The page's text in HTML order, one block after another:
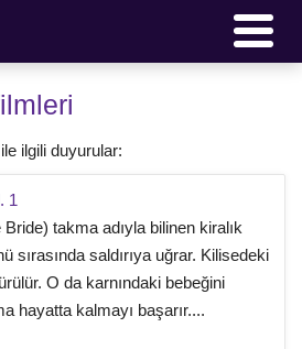
ile ilgili duyurular:
1
takma adıyla bilinen kiralık
sırasında saldırıya uğrar. Kilisedeki
O da karnındaki bebeğini
hayatta kalmayı başarır....